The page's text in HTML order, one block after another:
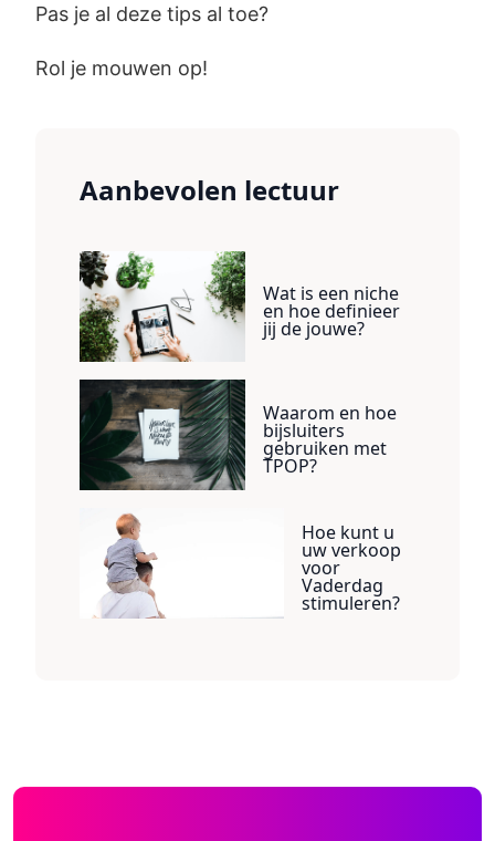
Pas je al deze tips al toe?
Rol je mouwen op!
Aanbevolen lectuur
Wat is een niche
en hoe definieer
jij de jouwe?
Waarom en hoe
bijsluiters
gebruiken met
TPOP?
Hoe kunt u
uw verkoop
voor
Vaderdag
stimuleren?